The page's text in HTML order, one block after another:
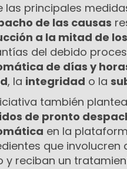
las principales
de las causas
a la mitad de
del debido
de días y
, la integridad o la
también plantea
de pronto
en la
que
y reciban un